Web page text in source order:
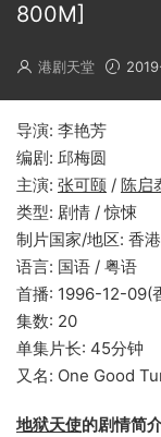
800M]
港剧天堂
导演: 李艳芳
编剧: 邱梅圆
主演: 张可颐 / 陈启
类型: 剧情 / 惊悚
制片国家/地区: 香港
语言: 国语 / 粤语
首播: 1996-12-09(
集数: 20
单集片长: 45分钟
又名: One Good
地狱天使的剧情简介 ·